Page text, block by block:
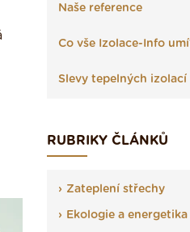
Naše reference
Co vše Izolace-Info
Slevy tepelných izolací
RUBRIKY ČLÁNKŮ
Zateplení střechy
Ekologie a energetika